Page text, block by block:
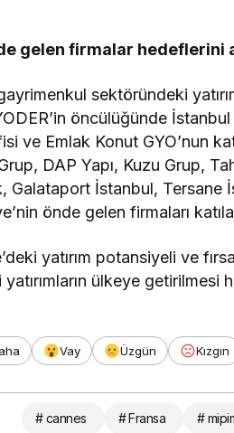
gelen firmalar hedeflerini
sektöründeki
öncülüğünde
ve Emlak Konut GYO’nun
DAP Yapı, Kuzu Grup,
Galataport İstanbul, Tersane
önde gelen firmaları
yatırım potansiyeli ve
ülkeye getirilmesi
Vay Üzgün Kızgın
# cannes # Fransa #